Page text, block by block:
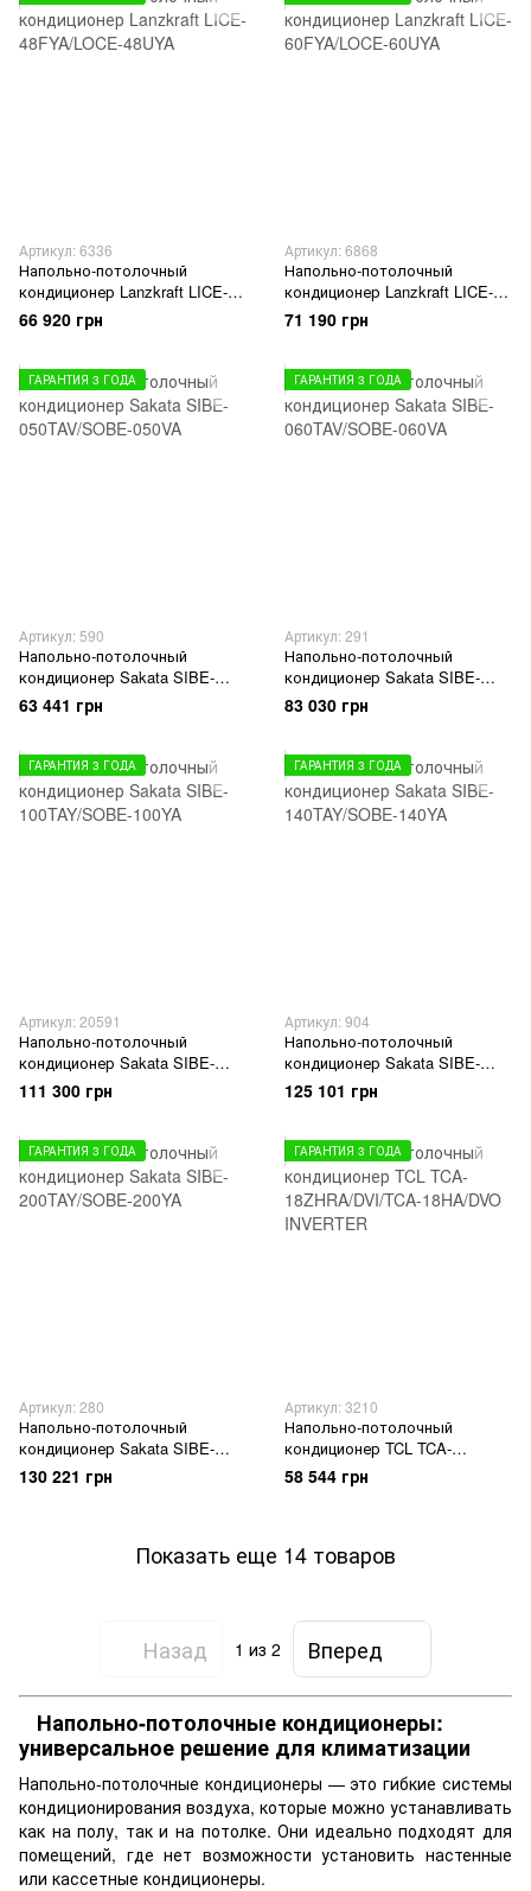
Артикул: 6336
Напольно-потолочный
кондиционер Lanzkraft LICE-
48FYA/LOCE-48UYA
66 920 грн
Артикул: 6868
Напольно-потолочный
кондиционер Lanzkraft LICE-
60FYA/LOCE-60UYA
71 190 грн
ГАРАНТИЯ 3 ГОДА
Артикул: 590
Напольно-потолочный
кондиционер Sakata SIBE-
050TAV/SOBE-050VA
63 441 грн
ГАРАНТИЯ 3 ГОДА
Артикул: 291
Напольно-потолочный
кондиционер Sakata SIBE-
060TAV/SOBE-060VA
83 030 грн
ГАРАНТИЯ 3 ГОДА
Артикул: 20591
Напольно-потолочный
кондиционер Sakata SIBE-
100TAY/SOBE-100YA
111 300 грн
ГАРАНТИЯ 3 ГОДА
Артикул: 904
Напольно-потолочный
кондиционер Sakata SIBE-
140TAY/SOBE-140YA
125 101 грн
ГАРАНТИЯ 3 ГОДА
Артикул: 280
Напольно-потолочный
кондиционер Sakata SIBE-
200TAY/SOBE-200YA
130 221 грн
ГАРАНТИЯ 3 ГОДА
Артикул: 3210
Напольно-потолочный
кондиционер TCL TCA-
18ZHRA/DVI/TCA-18HA/DVO
INVERTER
58 544 грн
Показать еще 14 товаров
Назад 1 из 2 Вперед
Напольно-потолочные кондиционеры:
универсальное решение для климатизации
Напольно-потолочные кондиционеры — это гибкие системы
кондиционирования воздуха, которые можно устанавливать
как на полу, так и на потолке. Они идеально подходят для
помещений, где нет возможности установить настенные
или кассетные кондиционеры.